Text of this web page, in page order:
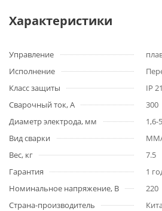
Характеристики
Управление
Исполнение
Класс защиты
IP 21
Сварочный ток, А
300
Диаметр электрода, мм
1,6-
Вид сварки
Вес, кг
7.5
Гарантия
1
Номинальное напряжение, В
220
Страна-производитель